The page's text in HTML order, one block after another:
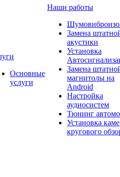
Основные
услуги
Наши работы
Замена
акустики
Установка
Замена
магнитолы на
Android
Настройка
аудиосистем
Тюнинг
Установка
кругового